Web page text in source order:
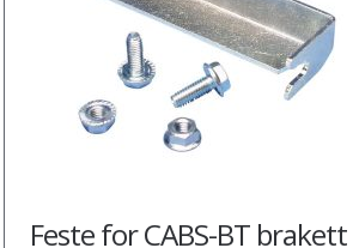
Feste for CABS-BT brakett